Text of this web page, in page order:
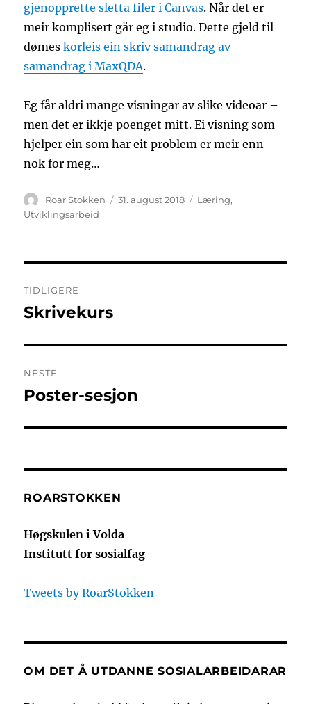
gjenopprette sletta filer i Canvas. Når det er
meir komplisert går eg i studio. Dette gjeld til
dømeskorleis ein skriv samandrag av
samandrag i MaxQDA.
Eg får aldri mange visningar av slike videoar –
men det er ikkje poenget mitt. Ei visning som
hjelper ein som har eit problem er meir enn
nok for meg…
Forfatter
Roar Stokken Publisert
31. august 2018 Kategorier
Læring,
Utviklingsarbeid
TIDLIGERE
Forrige
Skrivekurs
NESTE
Neste
Poster-sesjon
ROARSTOKKEN
Høgskulen i Volda
Institutt for sosialfag
Tweets by RoarStokken
OM DET Å UTDANNE SOSIALARBEIDARAR